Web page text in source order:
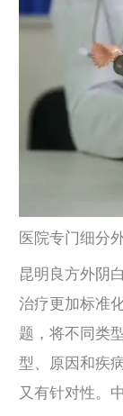
医院专门细分
昆明良方外阴
治疗更加标准
题，将不同类
型、原因和疾
又有针对性。